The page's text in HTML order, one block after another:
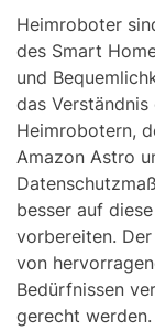
Heimroboter
des Smart
und
das
Heimrobotern,
Amazon Astro
besser auf
vorbereiten.
von
Bedürfnissen
gerecht